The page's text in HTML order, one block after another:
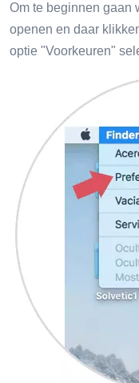
Om te beginnen gaan
openen en daar
optie "Voorkeuren"